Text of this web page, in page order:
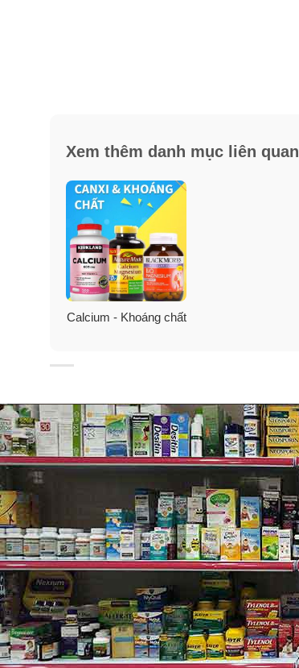
Xem thêm danh mục liên quan
Calcium - Khoáng chất